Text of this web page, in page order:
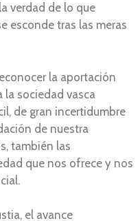
verdad de lo que
esconde tras las meras
la aportación
la sociedad vasca
de gran incertidumbre
de nuestra
también las
que nos ofrece y nos
el avance